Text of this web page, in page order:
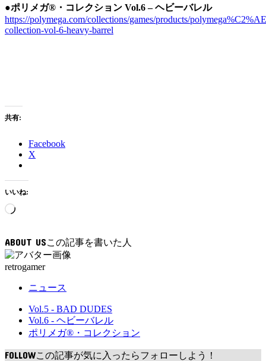
●ポリメガ®・コレクション Vol.6 – ヘビーバレル
https://polymega.com/collections/games/products/
collection-vol-6-heavy-barrel
共有:
Facebook
X
いいね:
読
み
中…
ABOUT US
retrogamer
ニュース
Vol.5 - BAD DUDES
Vol.6 - ヘビーバレル
ポリメガ®・コレクション
FOLLOW